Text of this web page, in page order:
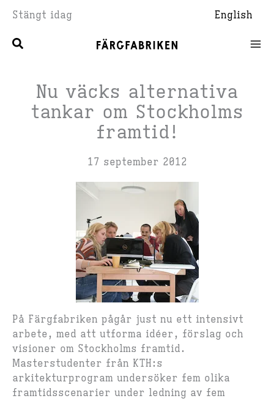
till
innehåll
Stängt idag English
Nu väcks alternativa
tankar om Stockholms
framtid!
17 september 2012
På Färgfabriken pågår just nu ett intensivt
arbete, med att utforma idéer, förslag och
visioner om Stockholms framtid.
Masterstudenter från KTH:s
arkitekturprogram undersöker fem olika
framtidsscenarier under ledning av fem